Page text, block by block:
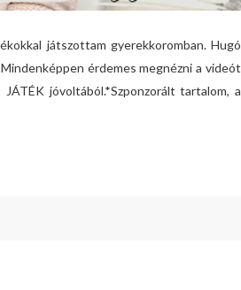
játszottam gyerekkoromban. Hugó
érdemes megnézni a videót
jóvoltából.*Szponzorált tartalom, a